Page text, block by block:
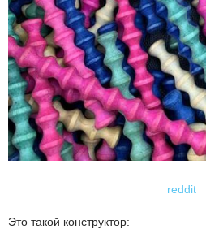
reddit
Это такой конструктор: